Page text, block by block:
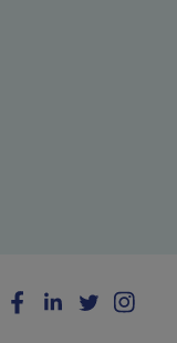
Facebook
LinkedInTwitter